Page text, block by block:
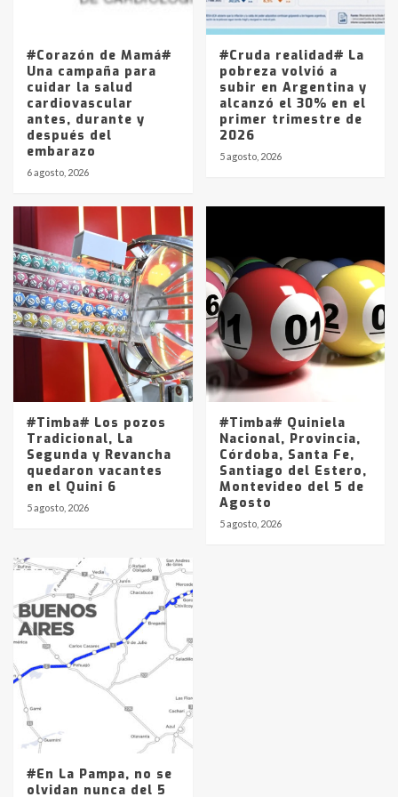
La Pampa, desde YPF hasta Axion
entre 857 a 1338 pesos
#Corazón de Mamá#
Una campaña para
cuidar la salud
cardiovascular
antes, durante y
después del
embarazo
6 agosto, 2026
#Cruda realidad# La
pobreza volvió a
subir en Argentina y
alcanzó el 30% en el
primer trimestre de
2026
5 agosto, 2026
#Timba# Los pozos
Tradicional, La
Segunda y Revancha
quedaron vacantes
en el Quini 6
5 agosto, 2026
#Timba# Quiniela
Nacional, Provincia,
Córdoba, Santa Fe,
Santiago del Estero,
Montevideo del 5 de
Agosto
5 agosto, 2026
#En La Pampa, no se
olvidan nunca del 5